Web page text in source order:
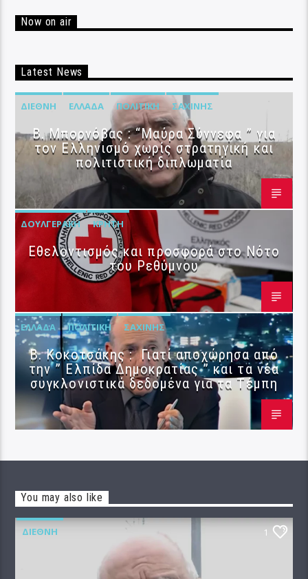
Now on air
Latest News
ΔΙΕΘΝΉ ΕΛΛΆΔΑ ΠΟΛΙΤΙΚΉ ΣΑΧΊΝΗΣ
B. Μπορνόβας : “Μαύρα Σύννεφα ” για
τον Ελληνισμό χωρίς στρατηγική και
πολιτιστική διπλωματία
ΔΟΥΛΓΕΡΆΚΗ ΚΡΉΤΗ
Εθελοντισμός και προσφορά στο Νότο
του Ρεθύμνου
ΕΛΛΆΔΑ ΠΟΛΙΤΙΚΉ ΣΑΧΊΝΗΣ
Β. Κοκοτσάκης : Γιατί αποχώρησα από
την ” Ελπίδα Δημοκρατίας ” και τα νέα
συγκλονιστικά δεδομένα για τα Τέμπη
You may also like
ΔΙΕΘΝΉ 1